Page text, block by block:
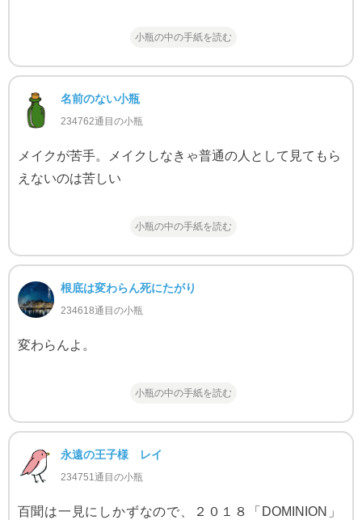
小瓶の中の手紙を読む
名前のない小瓶
234762通目の小瓶
メイクが苦手。メイクしなきゃ普通の人として見てもら
えないのは苦しい
小瓶の中の手紙を読む
根底は変わらん死にたがり
234618通目の小瓶
変わらんよ。
小瓶の中の手紙を読む
永遠の王子様 レイ
234751通目の小瓶
百聞は一見にしかずなので、２０１８「DOMINION」